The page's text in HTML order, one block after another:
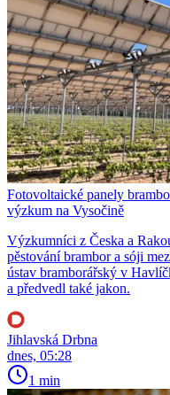
Fotovoltaické panely
výzkum na Vysočině
Výzkumníci z Česka a
pěstování brambor a sóji
ústav bramborářský v
a předvedl také jakon.
Jihlavská Drbna
dnes, 05:28
1 min